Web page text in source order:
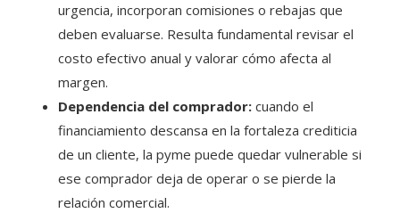
urgencia, incorporan comisiones o rebajas que
deben evaluarse. Resulta fundamental revisar el
costo efectivo anual y valorar cómo afecta al
margen.
Dependencia del comprador: cuando el
financiamiento descansa en la fortaleza crediticia
de un cliente, la pyme puede quedar vulnerable si
ese comprador deja de operar o se pierde la
relación comercial.